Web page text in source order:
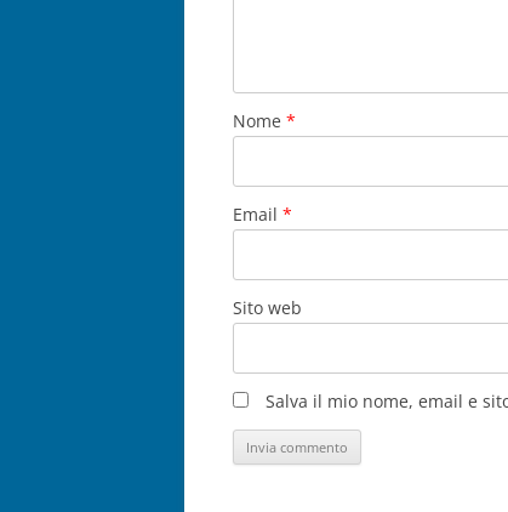
Nome *
Email *
Sito web
Salva il mio nome, email e